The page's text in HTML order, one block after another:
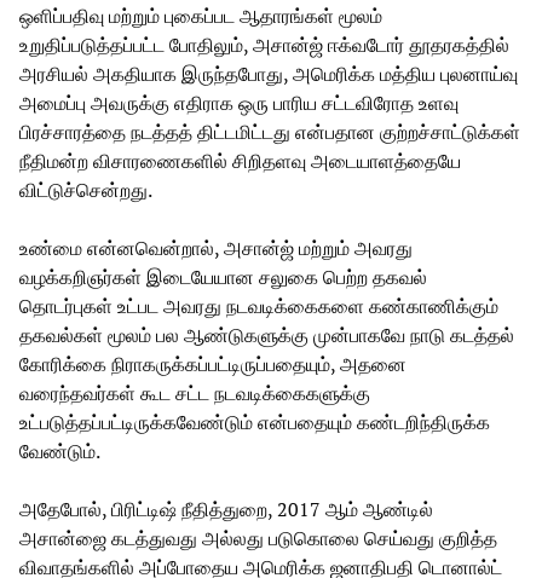
ஒளிப்பதிவு மற்றும் புகைப்பட ஆதாரங்கள் மூலம்
உறுதிப்படுத்தப்பட்ட போதிலும், அசான்ஜ் ஈக்வடோர் தூதரகத்தில்
அரசியல் அகதியாக இருந்தபோது, அமெரிக்க மத்திய புலனாய்வு
அமைப்பு அவருக்கு எதிராக ஒரு பாரிய சட்டவிரோத உளவு
பிரச்சாரத்தை நடத்தத் திட்டமிட்டது என்பதான குற்றச்சாட்டுக்கள்
நீதிமன்ற விசாரணைகளில் சிறிதளவு அடையாளத்தையே
விட்டுச்சென்றது.
உண்மை என்னவென்றால், அசான்ஜ் மற்றும் அவரது
வழக்கறிஞர்கள் இடையேயான சலுகை பெற்ற தகவல்
தொடர்புகள் உட்பட அவரது நடவடிக்கைகளை கண்காணிக்கும்
தகவல்கள் மூலம் பல ஆண்டுகளுக்கு முன்பாகவே நாடு கடத்தல்
கோரிக்கை நிராகருக்கப்பட்டிருப்பதையும், அதனை
வரைந்தவர்கள் கூட சட்ட நடவடிக்கைகளுக்கு
உட்படுத்தப்பட்டிருக்கவேண்டும் என்பதையும் கண்டறிந்திருக்க
வேண்டும்.
அதேபோல், பிரிட்டிஷ் நீதித்துறை, 2017 ஆம் ஆண்டில்
அசான்ஜை கடத்துவது அல்லது படுகொலை செய்வது குறித்த
விவாதங்களில் அப்போதைய அமெரிக்க ஜனாதிபதி டொனால்ட்